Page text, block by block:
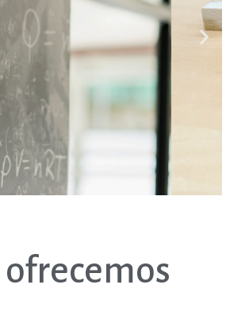
métodos de aprendizaje
ofrecemos